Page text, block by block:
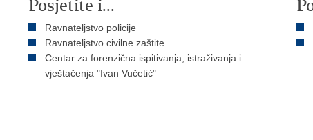
Posjetite i...
Ravnateljstvo policije
Ravnateljstvo civilne zaštite
Centar za forenzična ispitivanja, istraživanja i
vještačenja "Ivan Vučetić"